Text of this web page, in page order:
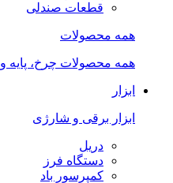
قطعات صندلی
همه محصولات
همه محصولات چرخ، پایه
ابزار
ابزار برقی و شارژی
دریل
دستگاه فرز
کمپرسور باد